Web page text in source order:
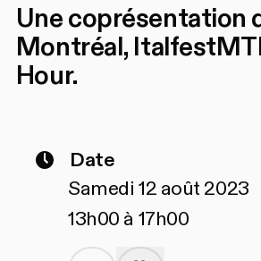
Une coprésentation
Montréal,
Hour.
Date
Samedi 12 août 2023
13h00 à 17h00